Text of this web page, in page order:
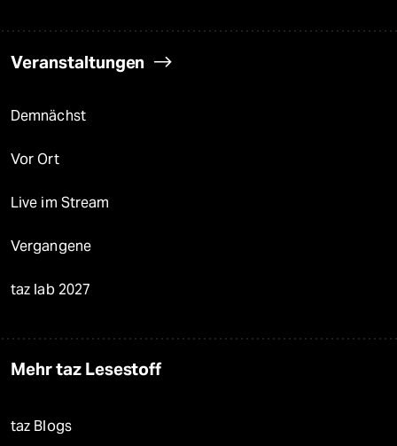
Veranstaltungen
Demnächst
Vor Ort
Live im Stream
Vergangene
taz lab 2027
Mehr taz Lesestoff
taz Blogs